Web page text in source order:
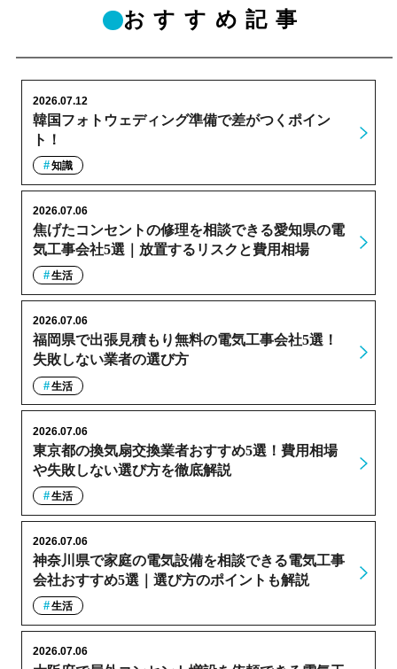
おすすめ記事
韓国フォトウェディング準備で差がつくポイン
ト！
2026.07.12
知識
焦げたコンセントの修理を相談できる愛知県の電
気工事会社5選｜放置するリスクと費用相場
2026.07.06
生活
福岡県で出張見積もり無料の電気工事会社5選！
失敗しない業者の選び方
2026.07.06
生活
東京都の換気扇交換業者おすすめ5選！費用相場
や失敗しない選び方を徹底解説
2026.07.06
生活
神奈川県で家庭の電気設備を相談できる電気工事
会社おすすめ5選｜選び方のポイントも解説
2026.07.06
生活
2026.07.06